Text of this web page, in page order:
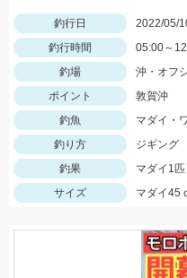
釣行日
2022/05/
釣行時間
05:00～
釣場
沖・オフ
ポイント
敦賀沖
釣魚
マダイ・
釣り方
ジギング
釣果
マダイ1
サイズ
マダイ45